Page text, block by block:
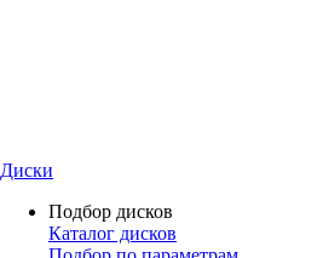
Диски
Подбор дисков
Каталог дисков